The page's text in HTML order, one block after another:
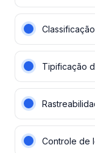
Tipificação
Controle de